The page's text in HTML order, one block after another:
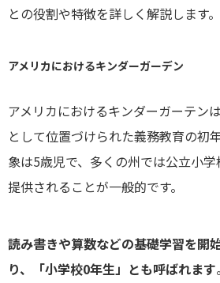
との役割や特徴を詳しく解説します。
アメリカにおけるキンダーガーデン
アメリカにおけるキンダーガーテン
として位置づけられた義務教育の初
象は5歳児で、多くの州では公立小
提供されることが一般的です。
読み書きや算数などの基礎学習を開
り、「小学校0年生」とも呼ばれます